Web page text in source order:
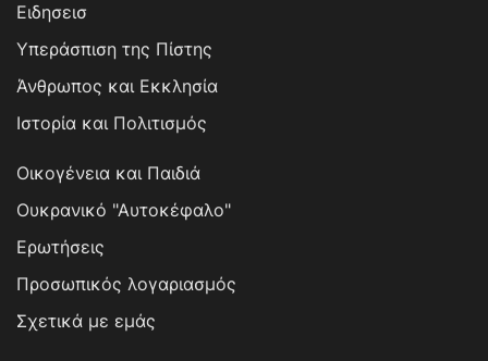
Ειδησεισ
Υπεράσπιση της Πίστης
Άνθρωπος και Εκκλησία
Ιστορία και Πολιτισμός
Οικογένεια και Παιδιά
Ουκρανικό "Αυτοκέφαλο"
Ερωτήσεις
Προσωπικός λογαριασμός
Σχετικά με εμάς